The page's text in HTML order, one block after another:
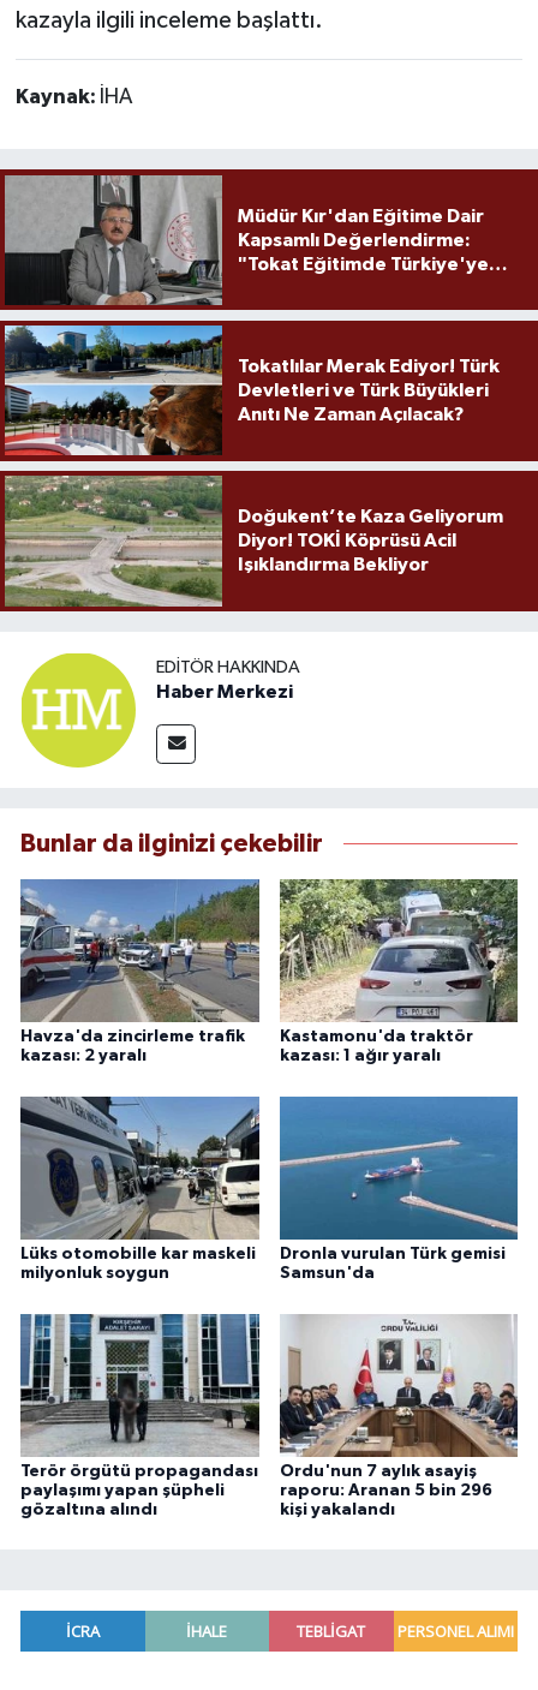
kazayla ilgili inceleme başlattı.
Kaynak: İHA
Müdür Kır'dan Eğitime Dair
Kapsamlı Değerlendirme:
"Tokat Eğitimde Türkiye'ye
Tokatlılar Merak Ediyor! Türk
Devletleri ve Türk Büyükleri
Anıtı Ne Zaman Açılacak?
Doğukent’te Kaza Geliyorum
Diyor! TOKİ Köprüsü Acil
Işıklandırma Bekliyor
EDITÖR HAKKINDA
Haber Merkezi
Bunlar da ilginizi çekebilir
Havza'da zincirleme trafik
kazası: 2 yaralı
Kastamonu'da traktör
kazası: 1 ağır yaralı
Lüks otomobille kar maskeli
milyonluk soygun
Dronla vurulan Türk gemisi
Samsun'da
Terör örgütü propagandası
paylaşımı yapan şüpheli
gözaltına alındı
Ordu'nun 7 aylık asayiş
raporu: Aranan 5 bin 296
kişi yakalandı